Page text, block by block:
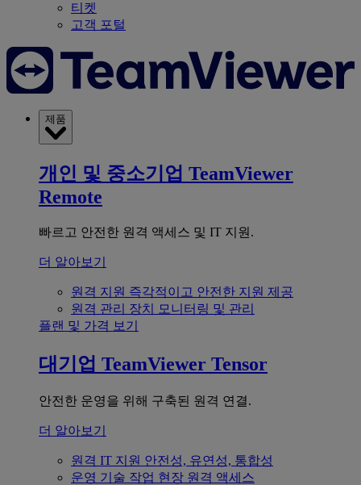
티켓
고객 포털
제품
개인 및 중소기업 TeamViewer
Remote
빠르고 안전한 원격 액세스 및 IT 지원.
더 알아보기
원격 지원 즉각적이고 안전한 지원 제공
원격 관리 장치 모니터링 및 관리
플랜 및 가격 보기
대기업 TeamViewer Tensor
안전한 운영을 위해 구축된 원격 연결.
더 알아보기
원격 IT 지원 안전성, 유연성, 통합성
운영 기술 작업 현장 원격 액세스